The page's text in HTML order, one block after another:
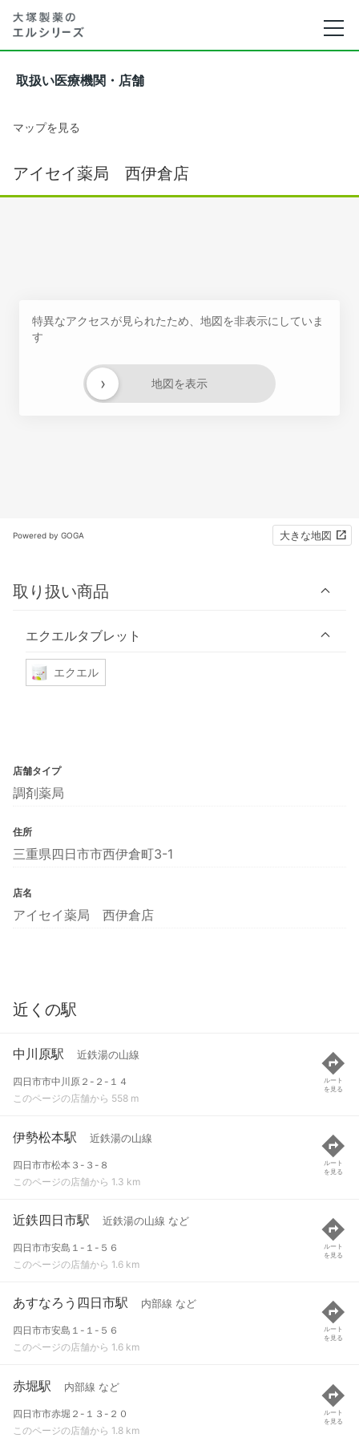
取扱い医療機関・店舗
マップを見る
アイセイ薬局 西伊倉店
特異なアクセスが見られたため、地図を非表示にしていま
す
地図を表示
›
Powered by GOGA 大きな地図
取り扱い商品
エクエルタブレット
エクエル
店舗タイプ
調剤薬局
住所
三重県四日市市西伊倉町3-1
店名
アイセイ薬局 西伊倉店
近くの駅
中川原駅 近鉄湯の山線
四日市市中川原２-２-１４
このページの店舗から 558 m
ルート
を見る
伊勢松本駅 近鉄湯の山線
四日市市松本３-３-８
このページの店舗から 1.3 km
ルート
を見る
近鉄四日市駅 近鉄湯の山線 など
四日市市安島１-１-５６
このページの店舗から 1.6 km
ルート
を見る
あすなろう四日市駅 内部線 など
四日市市安島１-１-５６
このページの店舗から 1.6 km
ルート
を見る
赤堀駅 内部線 など
四日市市赤堀２-１３-２０
このページの店舗から 1.8 km
ルート
を見る